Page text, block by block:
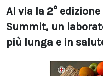
Al via la 2°
Summit, un
più lunga e in